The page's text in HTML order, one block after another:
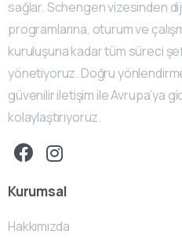
sağlar. Schengen vizesinden
programlarına, oturum ve
kuruluşuna kadar tüm süreci
yönetiyoruz. Doğru
güvenilir iletişim ile Avrupa’ya
kolaylaştırıyoruz.
Kurumsal
Hakkımızda